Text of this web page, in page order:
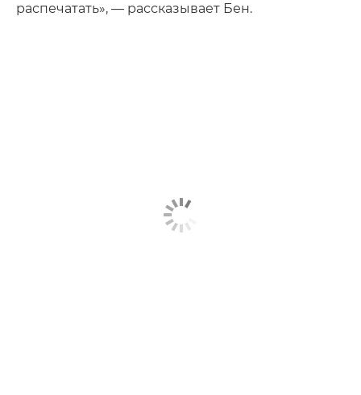
распечатать», — рассказывает Бен.